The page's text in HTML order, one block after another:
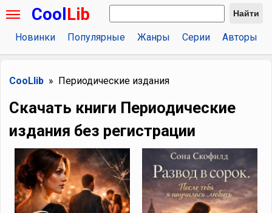
Cool Lib Найти
Новинки Популярные Жанры Серии Авторы
CooLlib Периодические издания
Скачать книги Периодические
издания без регистрации